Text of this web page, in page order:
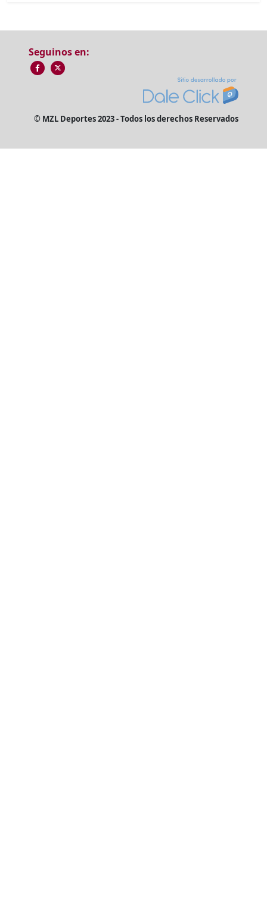
Seguinos en:
© MZL Deportes 2023 - Todos los derechos Reservados